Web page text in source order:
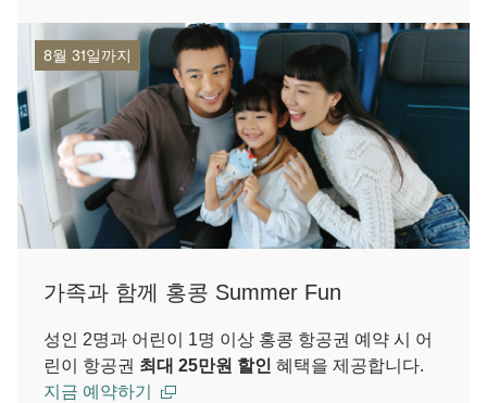
8월 31일까지
가족과 함께 홍콩 Summer Fun
성인 2명과 어린이 1명 이상 홍콩 항공권 예약 시 어
린이 항공권 최대 25만원 할인 혜택을 제공합니다.
지금 예약하기